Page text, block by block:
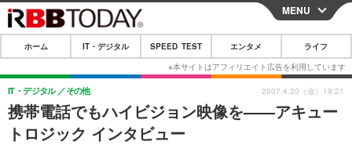
CLOSE
ホーム
IT・デジタル
IT・デジタルTOP スマートフォン
SPEED TEST
MENU
ホーム IT・デジタル SPEED TEST エンタメ ライフ
携帯電話でもハイビジョン映像を——アキュー
トロジック インタビュー
IT・デジタル その他 2007.4.20（金）19:21